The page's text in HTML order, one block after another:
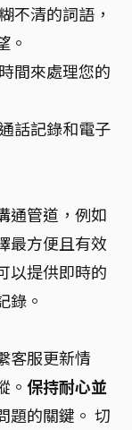
不清的詞語，
。
間來處理您的
話記錄和電子
通管道，例如
最方便且有效
以提供即時的
錄。
客服更新情
。 保持耐心並
題的關鍵。 切